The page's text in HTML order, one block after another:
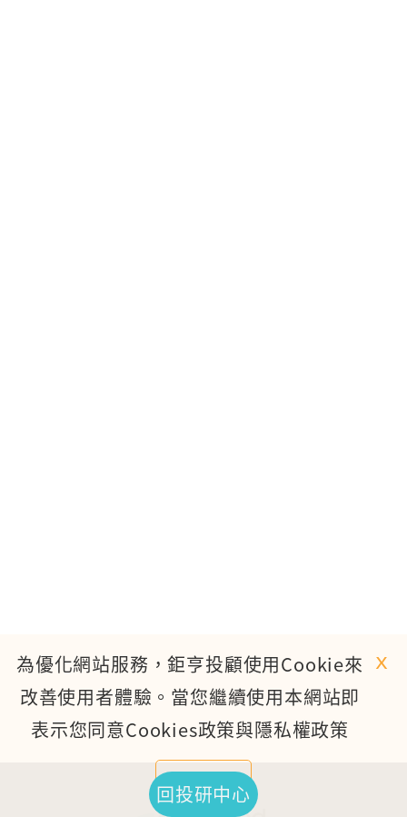
回投研中心
TOP
為優化網站服務，鉅亨投顧使用Cookie來
改善使用者體驗。當您繼續使用本網站即
表示您同意Cookies政策與隱私權政策
繼續使用
ｘ